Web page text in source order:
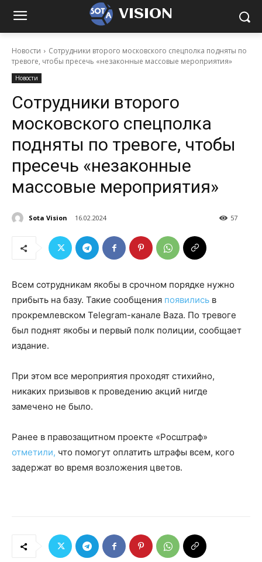
VISION
Новости
Сотрудники второго московского спецполка подняты по
тревоге, чтобы пресечь «незаконные массовые мероприятия»
Новости
Сотрудники второго
московского спецполка
подняты по тревоге, чтобы
пресечь «незаконные
массовые мероприятия»
Sota Vision 16.02.2024 57
Всем сотрудникам якобы в срочном порядке нужно
прибыть на базу. Такие сообщения появились в
прокремлевском Telegram-канале Baza. По тревоге
был поднят якобы и первый полк полиции, сообщает
издание.
При этом все мероприятия проходят стихийно,
никаких призывов к проведению акций нигде
замечено не было.
Ранее в правозащитном проекте «Росштраф»
отметили, что помогут оплатить штрафы всем, кого
задержат во время возложения цветов.